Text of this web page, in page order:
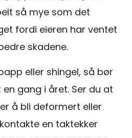
så mye som det
fordi eieren har ventet
skadene.
eller shingel, så bør
gang i året. Ser du at
å bli deformert eller
en taktekker